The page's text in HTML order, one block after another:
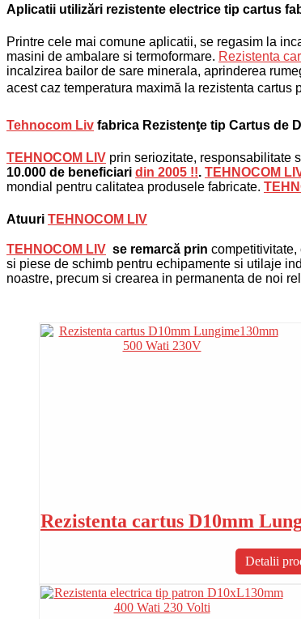
Aplicatii utilizări rezistente electrice tip cartus
Printre cele mai comune aplicatii, se regasim la
masini de ambalare si termoformare. Rezistenta
incalzirea bailor de sare minerala, aprinderea
acest caz temperatura maximă la rezistenta cartus
Tehnocom Liv fabrica Rezistenţe tip Cartus de
TEHNOCOM LIV prin seriozitate, responsabilitate
10.000 de beneficiari din 2005 !!. TEHNOCOM
mondial pentru calitatea produsele fabricate.
Atuuri TEHNOCOM LIV
TEHNOCOM LIV se remarcă prin competitivitate,
si piese de schimb pentru echipamente si utilaje
noastre, precum si crearea in permanenta de noi
Rezistenta cartus D10mm
Detalii